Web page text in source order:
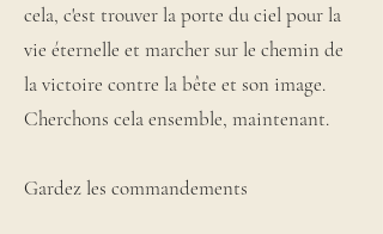
cela, c'est trouver la porte du ciel pour la
vie éternelle et marcher sur le chemin de
la victoire contre la bête et son image.
Cherchons cela ensemble, maintenant.
Gardez les commandements